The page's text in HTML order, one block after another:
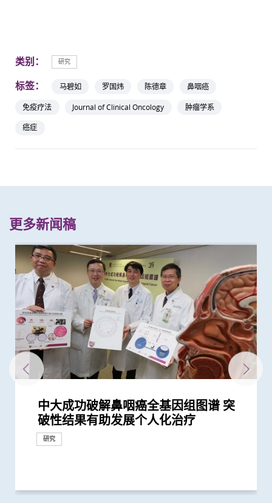
类别： 研究
标签： 马碧如 罗国炜 陈德章
鼻咽癌
免疫疗法
Journal of Clinical Oncology
肿瘤学系
癌症
更多新闻稿
中大成功破解鼻咽癌全基因组图谱 突
破性结果有助发展个人化治疗
研究
中大医学院研发mRNA药物治疗鼻咽癌
研究
陈德章教授获欧洲肿瘤学会颁发「终身
成就奖」 表彰其对全球鼻咽癌研究的
领导地位及重大贡献
中大医学院一期临床研究中心成立十周
年 完成逾150项早期临床试验项目 助癌
症及糖尿病患者确立新治疗药物
中大将开展最新「细胞治疗」临床研究
首阶段引入CAR-T治疗血癌新方法
研究
中大证新治疗方案较常规治疗有效延长
晚期肺癌病人存活期
研究
中大领导国际研究证实内地研发药物
D3S-001抗癌成效 有效治疗肺癌、结直
肠癌、胰腺癌等多种实体肿瘤
中大医学院研究应对肝癌免疫治疗的抗
药性
研究
中大研究证实「血浆DNA」筛查能侦测
到早期没有病徵的鼻咽癌 并反映日后
患鼻咽癌风险
中大医学院与国际肺癌团队测试免疫治
疗结合化疗成效 为转移性非小细胞肺
癌患者开发新治疗方案
中大医学院与四川大学华西临床医学院
共同领导全球首个人体CRISPR基因编
辑治疗肺癌临床试验 证实修改T细胞...
中大肿瘤学系获国际肺癌研究协会颁发
「杰出癌症关顾团队」奖项
奖项及荣誉
中大研究证「消融化疗栓塞术」有效延
长肝癌患者无恶化存活期两倍
研究
中大研究获世界顶尖医学期刊推崇
奖项及荣誉
中大完成二万人「血浆DNA」鼻咽癌筛
查研究 大幅推前癌症发现期数
研究
中大领导ALK阳性肺腺癌研究证实 新标
靶药成效超现时标准疗法两倍
研究
中大成功揭示肿瘤免疫逃脱新机制 开
拓「免疫疗法」新方向
研究
中大成立一期临床研究中心 加强本地
新药开发
研究
中大成功拆解肝癌免疫治疗耐药性机制
揭一种免疫细胞具「除废喂食」新功能
助癌细胞耐药性
中大研发经动脉碘栓塞化疗无水新药物
配方治疗肝细胞癌 无恶化存活期显著
延长一倍
港中大临床研究中心：香港早期临床研
究快速获批及启动 政策支持吸引更多
临床研究落户香港 造福本地病人
中大成功识别「血浆EB病毒DNA」癌
症相关分子特徵 大幅提升鼻咽癌风险
预测准确度
中大医学院研究发现 城市发展及生活
方式或会增加气管癌发病风险 宜加强
健康教育
中大开发与多种癌症相关的纤维母细胞
分子分类方法 助进一步了解癌症进展
并改良治疗方案
中大发现全球喉癌发病率呈下降趋势
部分地区女性发病人数不跌反升
研究
中大医学院与国际肺癌研究团队发现
相比传统治疗 标靶治疗可延长晚期非
小细胞肺癌患者的无恶化存活期逾一倍
中大辅助生育技术中心助本港癌症患者
保存生殖能力
研究
中大医学院成功破解肝癌适应免疫疗法
的关键 开创新型联合疗法作二期临床
研究
中大发现小肠癌在全球及本港发病率明
显上升 高收入地区发病率较高
研究
中大医学院成功破解肺癌免疫抑制关键
将血液中「中性粒细胞」转化成新一代
抗癌疗法
中大发现原发性脑癌的年轻男性发病率
上升 以高收入国家的升幅较为显著
研究
中大破解癌痛秘密 确定新治疗靶点缓
解癌症病人痛苦
研究
中大全球首证血糖波动不稳的肥胖型糖
尿病患者有较高患癌风险 并证实接受
一类常用降血压药物的糖尿病患者患...
中大研发崭新治疗组合 带领亚洲策略
性抗击胆管癌
研究
中大发现多发性骨髓瘤发病率上升 以
高收入国家的男性长者升幅最为显著
研究
中大获李嘉诚基金会捐赠港币1.5亿元
支持生物医学科技的科研发展
捐款
中大发现霍奇金淋巴癌发病率以亚洲升
幅最为显著 本港男士发病率上升幅度
全球之冠
中大成功以单细胞分辨率拆解肺癌 揭
示肿瘤形成机制 有望开发新肺癌疗法
研究
中大研究发现半数受访儿童癌症康复者
曾使用替代补充疗法 或存在「药疗相
互作用」风险
中大成功破解免疫细胞变异机理 为肾
病治疗燃点新希望
研究
中大医学院莫树锦教授成首位来自亚洲
学府学者获全球「肿瘤学巨人」称誉
表彰他推动全球肺癌研究及治疗的杰...
中大医学院团队发现B细胞及基因
GPR18可预测多种癌症的存活期
研究
中大医学院团队发现一种新型生物标记
可在头颈癌患者中预测长一倍的存活期
研究
中大成功应用混合手术室「经气管微波
消融术」无创治肺癌成亚太首例
外科创新技术
李嘉诚基金会启动《爱能助》儿童癌症
项目 资助儿童罕见癌症
捐款
莫树锦教授获欧洲肿瘤学会颁发「终身
成就奖」全球第一人将晚期肺癌治疗
「个人化」 被誉为「肿瘤学传奇」
「中大赛马会齐心防癌计划」启动 免
费为万名市民进行检测 研肥胖与多种
癌症关系
中大研究揭示全球大肠癌发病率有年轻
化趋势
研究
中大利用「混合手术室」结合「电磁导
航支气管镜」技术 实时影像追踪及抽
取微细病变组织 能诊治少至2毫米...
中大港大合作开展复发性卵巢癌药物基
因组学研究 免费为百名本地病人提供
分析
第七届华人地区医护人员纾缓治疗研讨
会 鼓励延伸纾缓治疗服务至社区
研讨会
中大合作研究改变全球肺腺癌治疗方向
研究证实标靶药较有效治疗出现EML4-
ALK基因异变的晚期肺腺癌病人
中大完成经皮穿刺纳米刀动物实验及成
功进行经皮穿刺纳米刀肿瘤治疗 治癌
技术新突破
中大推全港大型「鼻咽癌血液测试研究
计划」 现招募二万名市民参与 冀有效
侦测早期患者
中大联同七间医院进行亚洲首个临床研
究 发现崭新「植入式扰流器」能有效
治疗脑动脉瘤
两大合办第五届华人地区医护人员纾缓
治疗研讨会
研讨会
中大率先研发崭新电脑辅助肿瘤手术治
疗骨肿瘤病人 大大提高手术精确度
外科创新技术
大肠癌将成为香港头号癌症 中大引入
大肠胶囊内视镜助预防大肠癌
外科创新技术
中大证实无创性手术能有效治疗脑动静
脉畸形
临床服务
香港中文大学那打素护理学院主办 第
五届泛太平洋护理会议暨第七届癌症护
理研讨会
中大首创大肠瘜肉预测指数及早预防肠
癌
临床服务